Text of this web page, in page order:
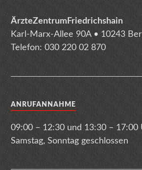
ÄrzteZentrumFriedrichshain
Karl-Marx-Allee 90A • 10243
Telefon: 030 220 02 870
ANRUFANNAHME
09:00 – 12:30 und 13:30 – 17:00
Samstag, Sonntag geschlossen